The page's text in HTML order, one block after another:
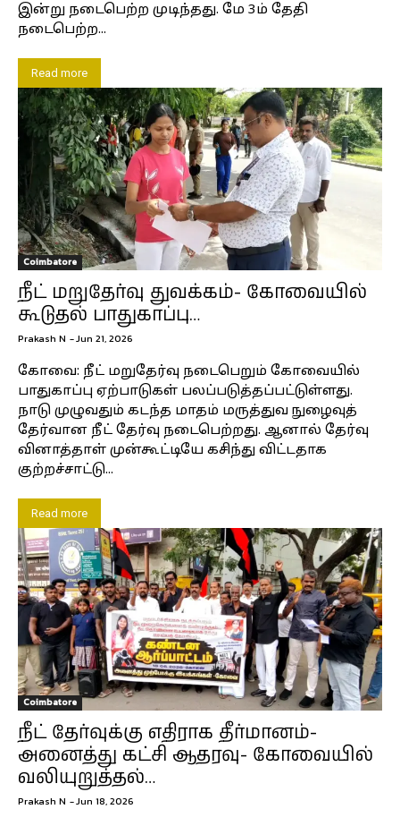
இன்று நடைபெற்ற முடிந்தது. மே 3ம் தேதி
நடைபெற்ற...
Read more
Coimbatore
நீட் மறுதேர்வு துவக்கம்- கோவையில்
கூடுதல் பாதுகாப்பு…
Prakash N -Jun 21, 2026
கோவை: நீட் மறுதேர்வு நடைபெறும் கோவையில்
பாதுகாப்பு ஏற்பாடுகள் பலப்படுத்தப்பட்டுள்ளது.
நாடு முழுவதும் கடந்த மாதம் மருத்துவ நுழைவுத்
தேர்வான நீட் தேர்வு நடைபெற்றது. ஆனால் தேர்வு
வினாத்தாள் முன்கூட்டியே கசிந்து விட்டதாக
குற்றச்சாட்டு...
Read more
Coimbatore
நீட் தேர்வுக்கு எதிராக தீர்மானம்-
அனைத்து கட்சி ஆதரவு- கோவையில்
வலியுறுத்தல்…
Prakash N -Jun 18, 2026